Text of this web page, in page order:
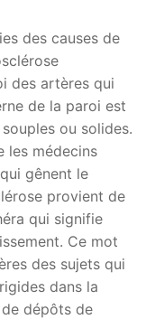
des causes de
des artères qui
de la paroi est
ou solides.
les médecins
gênent le
provient de
qui signifie
Ce mot
des sujets qui
dans la
de dépôts de